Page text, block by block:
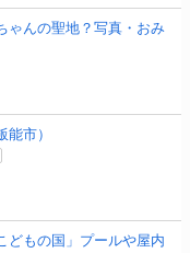
ゃんの聖地？写真・おみ
能市）
どもの国」プールや屋内